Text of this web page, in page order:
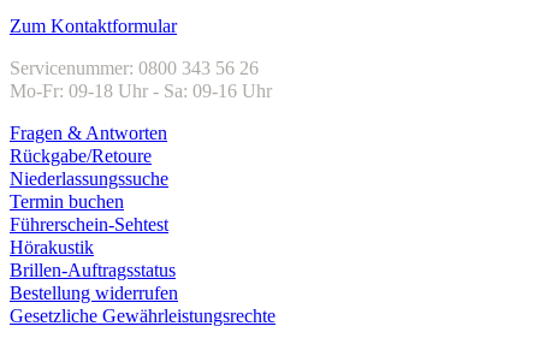
Zum Kontaktformular
Servicenummer: 0800 343 56 26
Mo-Fr: 09-18 Uhr - Sa: 09-16 Uhr
Fragen & Antworten
Rückgabe/Retoure
Niederlassungssuche
Termin buchen
Führerschein-Sehtest
Hörakustik
Brillen-Auftragsstatus
Bestellung widerrufen
Gesetzliche Gewährleistungsrechte